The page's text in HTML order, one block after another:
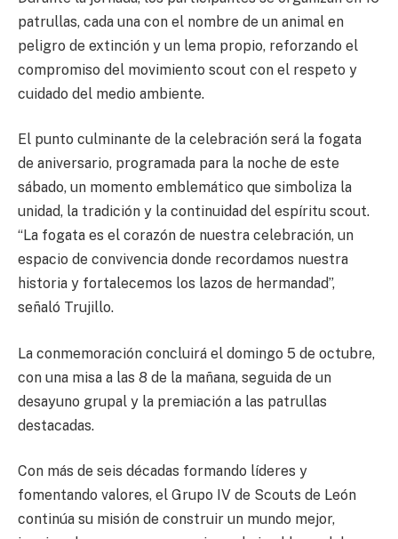
patrullas, cada una con el nombre de un animal en
peligro de extinción y un lema propio, reforzando el
compromiso del movimiento scout con el respeto y
cuidado del medio ambiente.
El punto culminante de la celebración será la fogata
de aniversario, programada para la noche de este
sábado, un momento emblemático que simboliza la
unidad, la tradición y la continuidad del espíritu scout.
“La fogata es el corazón de nuestra celebración, un
espacio de convivencia donde recordamos nuestra
historia y fortalecemos los lazos de hermandad”,
señaló Trujillo.
La conmemoración concluirá el domingo 5 de octubre,
con una misa a las 8 de la mañana, seguida de un
desayuno grupal y la premiación a las patrullas
destacadas.
Con más de seis décadas formando líderes y
fomentando valores, el Grupo IV de Scouts de León
continúa su misión de construir un mundo mejor,